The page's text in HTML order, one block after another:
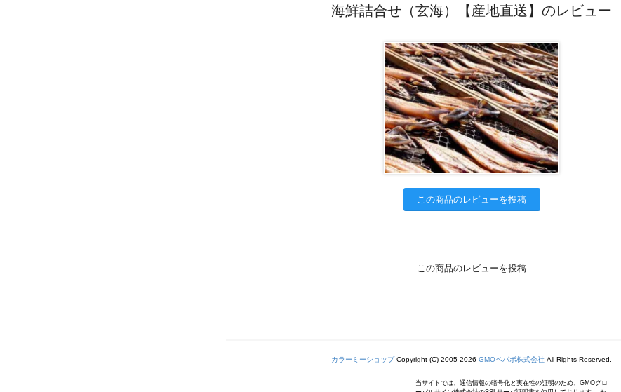
海鮮詰合せ（玄海）【産地直送】のレビュー
この商品のレビューを投稿
この商品のレビューを投稿
カラーミーショップCopyright (C) 2005-2026 GMOペパボ株式会社 All Rights Reserved.
当サイトでは、通信情報の暗号化と実在性の証明のため、GMOグロ